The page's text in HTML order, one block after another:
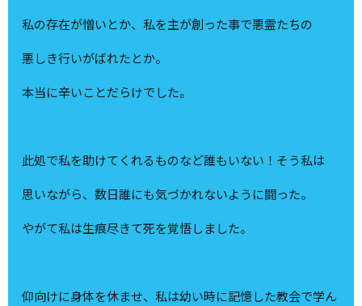
私の存在が憎いとか、私を主が創った事で悪霊たちの
悪しき行いがばれたとか。
本当に辛いことだらけでした。
此処で私を助けてくれるものなど誰もいない！そう私は
思いながら、数日誰にも気づかれないように闘った。
やがて私は生痕尽きて死を覚悟しました。
仰向けに身体を休ませ、私は幼い時に記憶した教会で学ん